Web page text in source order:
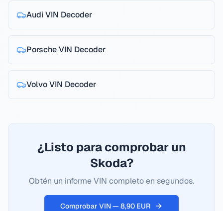
Audi VIN Decoder
PorscheVIN Decoder
VolvoVIN Decoder
¿Listo para comprobar un
Skoda?
Obtén un informe VIN completo en segundos.
Comprobar VIN — 8,90 EUR